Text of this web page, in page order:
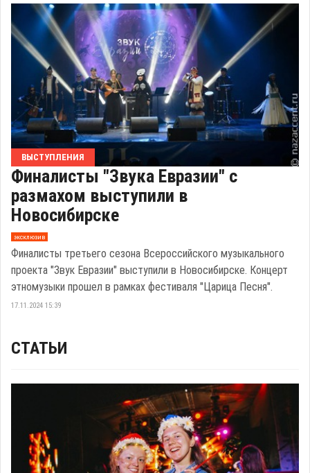
ВЫСТУПЛЕНИЯ
Финалисты "Звука Евразии" с
размахом выступили в
Новосибирске
эксклюзив
Финалисты третьего сезона Всероссийского музыкального
проекта "Звук Евразии" выступили в Новосибирске. Концерт
этномузыки прошел в рамках фестиваля "Царица Песня".
17.11.2024 15:39
СТАТЬИ